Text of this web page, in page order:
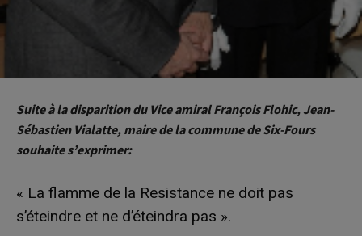
Suite à la disparition du Vice amiral François Flohic, Jean-
Sébastien Vialatte, maire de la commune de Six-Fours
souhaite s’exprimer:
« La flamme de la Resistance ne doit pas
s’éteindre et ne d’éteindra pas ».